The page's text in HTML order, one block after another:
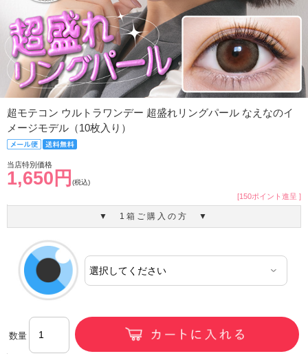
超モテコン ウルトラワンデー 超盛れリングパール なえなのイ
メージモデル（10枚入り）
当店特別価格
1,650円 (税込)
[150ポイント進呈 ]
▼ 1箱ご購入の方 ▼
数量